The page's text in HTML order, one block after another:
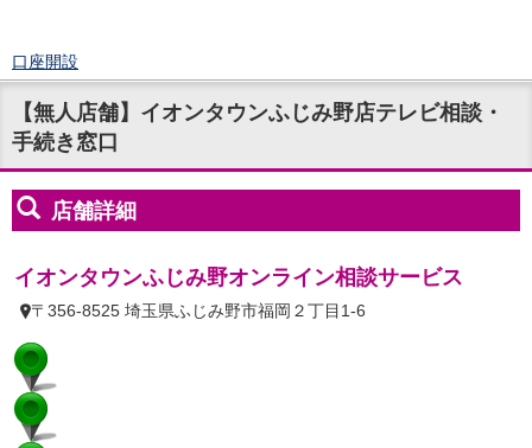
口座開設
ログイン
チャット
メニュー
商品・サービス
預金
円預金TOP
定期預金
積立式定期預金
外貨普通預金
外貨定期預金
外貨普通預金積立
資産運用
【無人店舗】イオンタウンふじみ野店テレビ相談・
手続き窓口